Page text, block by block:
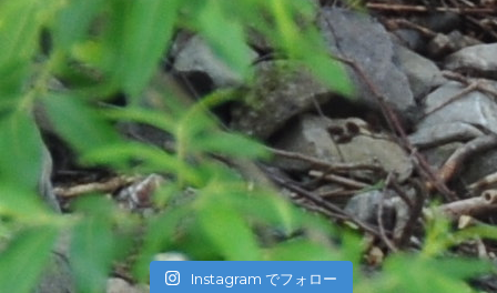
Instagram でフォロー